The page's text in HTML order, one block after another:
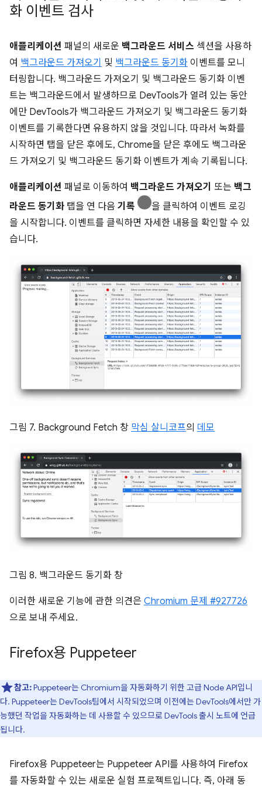
화 이벤트 검사
애플리케이션 패널의 새로운 백그라운드 서비스 섹션을 사용하
여 백그라운드 가져오기 및 백그라운드 동기화 이벤트를 모니
터링합니다. 백그라운드 가져오기 및 백그라운드 동기화 이벤
트는 백그라운드에서 발생하므로 DevTools가 열려 있는 동안
에만 DevTools가 백그라운드 가져오기 및 백그라운드 동기화
이벤트를 기록한다면 유용하지 않을 것입니다. 따라서 녹화를
시작하면 탭을 닫은 후에도, Chrome을 닫은 후에도 백그라운
드 가져오기 및 백그라운드 동기화 이벤트가 계속 기록됩니다.
애플리케이션 패널로 이동하여 백그라운드 가져오기 또는 백그
라운드 동기화 탭을 연 다음 기록
을 클릭하여 이벤트 로깅
을 시작합니다. 이벤트를 클릭하면 자세한 내용을 확인할 수 있
습니다.
그림 7. Background Fetch 창 막심 살니코프의 데모
그림 8. 백그라운드 동기화 창
이러한 새로운 기능에 관한 의견은 Chromium 문제 #927726
으로 보내 주세요.
Firefox용 Puppeteer
참고:Puppeteer는 Chromium을 자동화하기 위한 고급 Node API입니
다. Puppeteer는 DevTools팀에서 시작되었으며 이전에는 DevTools에서만 가
능했던 작업을 자동화하는 데 사용할 수 있으므로 DevTools 출시 노트에 언급
됩니다.
Firefox용 Puppeteer는 Puppeteer API를 사용하여 Firefox
를 자동화할 수 있는 새로운 실험 프로젝트입니다. 즉, 아래 동